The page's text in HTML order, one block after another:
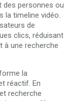
des personnes ou
la timeline vidéo.
de
clics, réduisant
une recherche
la
réactif. En
recherche